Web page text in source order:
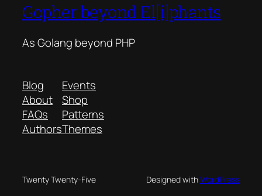
Gopher beyond El[i]phants
As Golang beyond PHP
Blog
About
FAQs
Authors
Events
Shop
Patterns
Themes
Twenty Twenty-Five Designed withWordPress